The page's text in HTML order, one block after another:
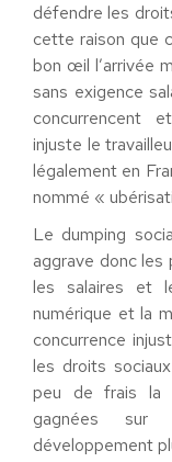
défendre les
cette raison que
bon œil l’arrivée
sans exigence
concurrencent
injuste le
légalement en
nommé «
Le dumping
aggrave donc les
les salaires et
numérique et la
concurrence
les droits
peu de frais la
gagnées sur
développement